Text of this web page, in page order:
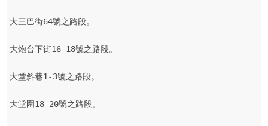
大三巴街64號之路段。
大炮台下街16-18號之路段。
大堂斜巷1-3號之路段。
大堂圍18-20號之路段。